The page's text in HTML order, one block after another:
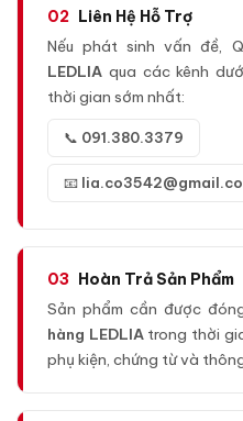
02 Liên Hệ Hỗ Trợ
Nếu phát sinh vấn đề,
LEDLIA qua các kênh
thời gian sớm nhất:
📞 091.380.3379
📧
03 Hoàn Trả Sản Phẩm
Sản phẩm cần được
hàng LEDLIAtrong thời
phụ kiện, chứng từ và